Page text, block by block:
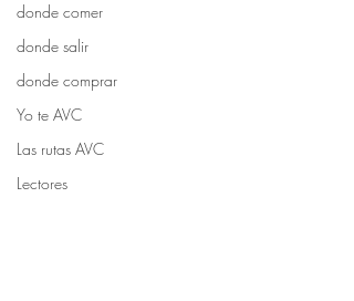
donde comer
donde salir
donde comprar
Yo te AVC
Las rutas AVC
Lectores